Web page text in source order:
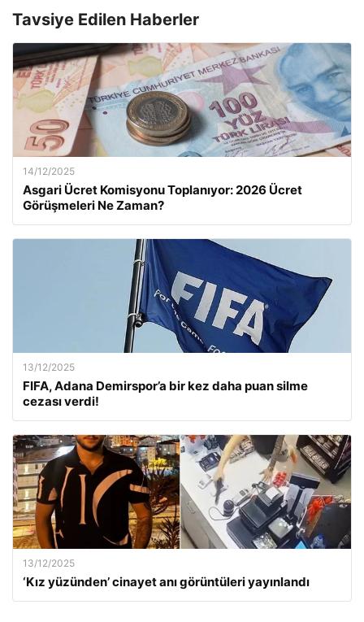
Tavsiye Edilen Haberler
14/12/2025
Asgari Ücret Komisyonu Toplanıyor: 2026 Ücret
Görüşmeleri Ne Zaman?
13/12/2025
FIFA, Adana Demirspor’a bir kez daha puan silme
cezası verdi!
13/12/2025
‘Kız yüzünden’ cinayet anı görüntüleri yayınlandı